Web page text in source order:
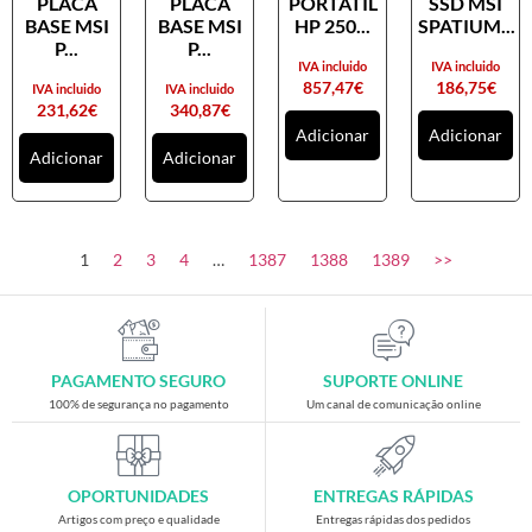
Placas gráficas
SAIS
Ventoínhas
Computadores
All-in-One
Gaming
Acessórios gaming
Cadeiras gaming
Merchandising
BASE MSI
P...
231,62€
IVA incluido
Adicionar
BASE MSI
P...
340,87€
IVA incluido
Adicionar
HP 250...
857,47€
IVA incluido
Adicionar
SPATIUM...
186,75€
IVA incluido
Adicionar
1 2 3 4 … 1387 1388 1389 >>
PAGAMENTO SEGURO
100% de segurança no pagamento
SUPORTE ONLINE
Um canal de comunicação online
OPORTUNIDADES
Artigos com preço e qualidade
ENTREGAS RÁPIDAS
Entregas rápidas dos pedidos